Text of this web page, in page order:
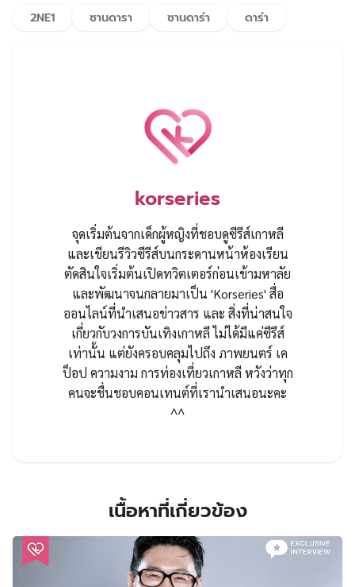
2NE1 ซานดารา ซานดาร่า ดาร่า
korseries
จุดเริ่มต้นจากเด็กผู้หญิงที่ชอบดูซีรีส์เกาหลี
และเขียนรีวิวซีรีส์บนกระดานหน้าห้องเรียน
ตัดสินใจเริ่มต้นเปิดทวิตเตอร์ก่อนเข้ามหาลัย
และพัฒนาจนกลายมาเป็น 'Korseries' สื่อ
ออนไลน์ที่นำเสนอข่าวสาร และ สิ่งที่น่าสนใจ
เกี่ยวกับวงการบันเทิงเกาหลี ไม่ได้มีแค่ซีรีส์
เท่านั้น แต่ยังครอบคลุมไปถึง ภาพยนตร์ เค
ป็อป ความงาม การท่องเที่ยวเกาหลี หวังว่าทุก
คนจะชื่นชอบคอนเทนต์ที่เรานำเสนอนะคะ
^^
เนื้อหาที่เกี่ยวข้อง